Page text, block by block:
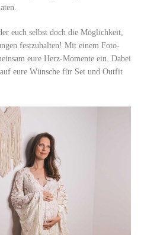
euch selbst doch die Möglichkeit,
festzuhalten! Mit einem Foto-
eure Herz-Momente ein. Dabei
eure Wünsche für Set und Outfit